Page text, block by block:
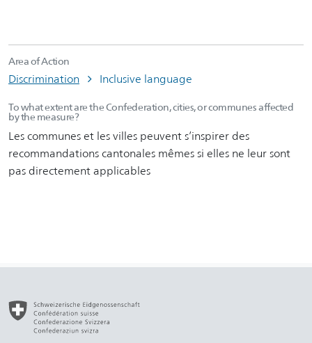
Area of Action
Discrimination Inclusive language
To what extent are the Confederation, cities, or communes affected
by the measure?
Les communes et les villes peuvent s’inspirer des
recommandations cantonales mêmes si elles ne leur sont
pas directement applicables